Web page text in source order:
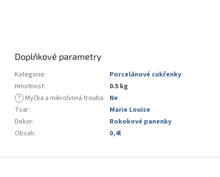
Doplňkové parametry
Kategorie:
Porcelánové cukřenky
Hmotnost:
0.5 kg
? Myčka a mikrolvnná trouba: Ne
Tvar:
Marie Louise
Dekor:
Rokokové panenky
Obsah: 0,4l